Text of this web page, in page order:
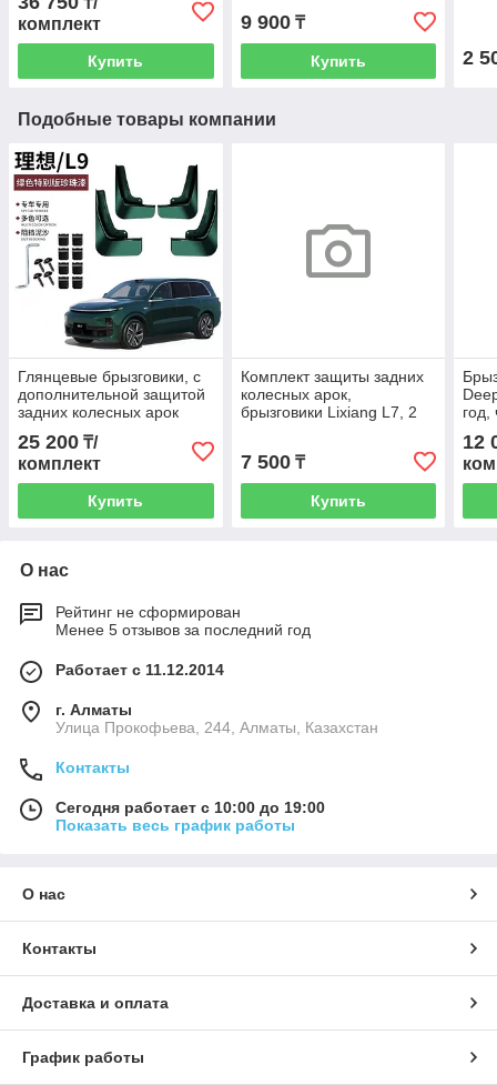
комплект
Купить
9 900₸
Купить 2
Подобные товары компании
Глянцевые брызговики, с
дополнительной защитой
задних колесных арок
25 200 ₸/
комплект
Купить
Комплект защиты задних
колесных арок,
брызговики Lixiang L7, 2
7 500₸
Купить
год,
12
О нас
Рейтинг не сформирован
Менее 5 отзывов за последний год
Работает с 11.12.2014
г. Алматы
​Улица Прокофьева, 244, Алматы, Казахстан
Контакты
Сегодня работает с 10:00 до 19:00
Показать весь график работы
О нас
Контакты
Доставка и оплата
График работы